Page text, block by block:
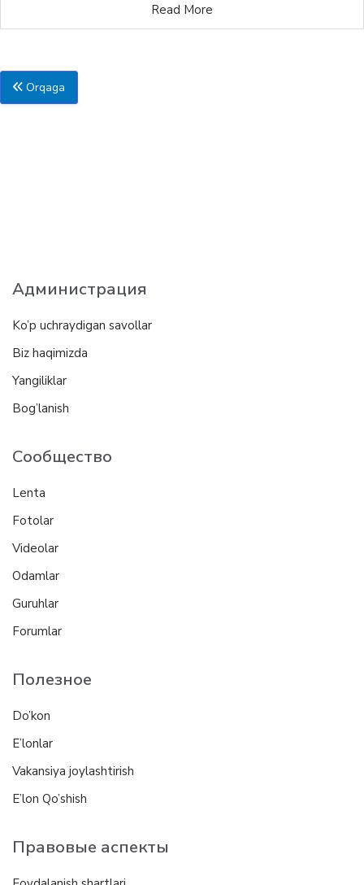
Read More
Orqaga
Администрация
Ko’p uchraydigan savollar
Biz haqimizda
Yangiliklar
Bog’lanish
Сообщество
Lenta
Fotolar
Videolar
Odamlar
Guruhlar
Forumlar
Полезное
Do’kon
E’lonlar
Vakansiya joylashtirish
E’lon Qo’shish
Правовые аспекты